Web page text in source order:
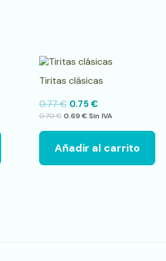
variantes.
opciones
Tiritas clásicas
0.77€ 0.75€
0.70€ 0.69€Sin IVA
Añadir al carrito